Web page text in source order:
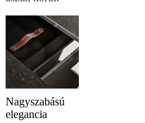
Nagyszabású
elegancia